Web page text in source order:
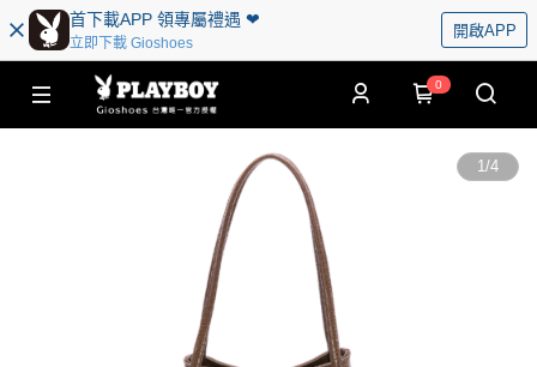
首下載APP 領專屬禮遇 ❤︎
立即下載 Gioshoes
開啟APP
0
1/4